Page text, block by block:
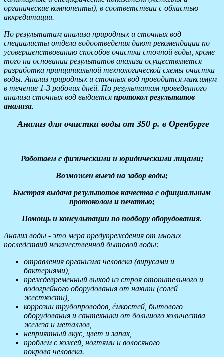
органические компоненты), в соответствии с областью
аккредитации.
По результатам анализа природных и сточных вод
специалисты отдела водоотведения дают рекомендации по
усовершенствованию способов очистки сточной воды, кроме
того на основании результатов анализа осуществляется
разработка принципиальной технологической схемы очистки
воды. Анализ природных и сточных вод проводится максимум
в течение 1-3 рабочих дней. По результатам проведенного
анализа сточных вод выдается протокол результатов
анализа.
Анализ для очистки воды от 350 р. в Оренбурге
Работаем с физическими и юридическими лицами;
Возможен выезд на забор воды;
Быстрая выдача результотов качества с официальным
протоколом и печатью;
Помощь и консультации по подбору оборудования.
Анализ воды - это мера предупреждения от многих
последствий некачественной бытовой воды:
отравления организма человека (вирусами и
бактериями),
преждевременный выход из строя отопительного и
водогрейного оборудования от накипи (солей
жесткости),
коррозии трубопроводов, ёмкостей, бытового
оборудования и сантехники от большого количества
железа и металлов,
неприятный вкус, цвет и запах,
проблем с кожей, ногтями и волосяного
покрова человека.